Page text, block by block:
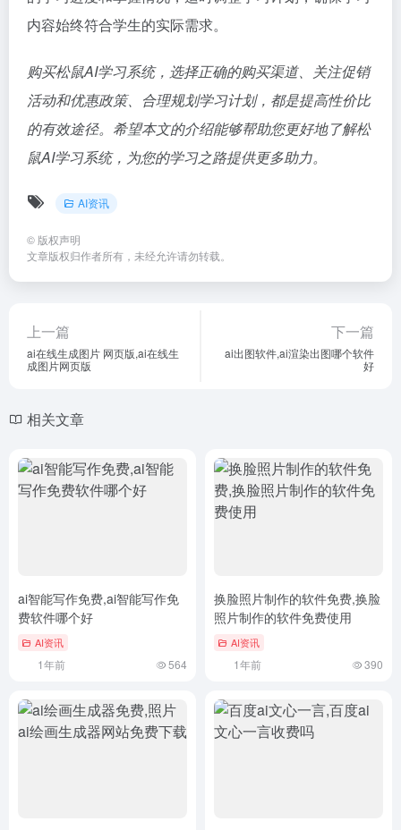
内容始终符合学生的实际需求。
购买松鼠AI学习系统，选择正确的购买渠道、关注促销
活动和优惠政策、合理规划学习计划，都是提高性价比
的有效途径。希望本文的介绍能够帮助您更好地了解松
鼠AI学习系统，为您的学习之路提供更多助力。
AI资讯
© 版权声明
文章版权归作者所有，未经允许请勿转载。
上一篇
ai在线生成图片 网页版,ai在线生
成图片网页版
下一篇
ai出图软件,ai渲染出图哪个软件
好
相关文章
ai智能写作免费,ai智能写作免
费软件哪个好
AI资讯
1年前 564
换脸照片制作的软件免费,换脸
照片制作的软件免费使用
AI资讯
1年前 390